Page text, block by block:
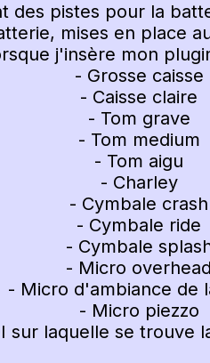
des pistes pour la
mises en place
j'insère mon
- Grosse caisse
- Caisse claire
- Tom grave
- Tom medium
- Tom aigu
- Charley
- Cymbale crash
- Cymbale ride
- Cymbale
- Micro
- Micro d'ambiance de
- Micro piezzo
sur laquelle se trouve